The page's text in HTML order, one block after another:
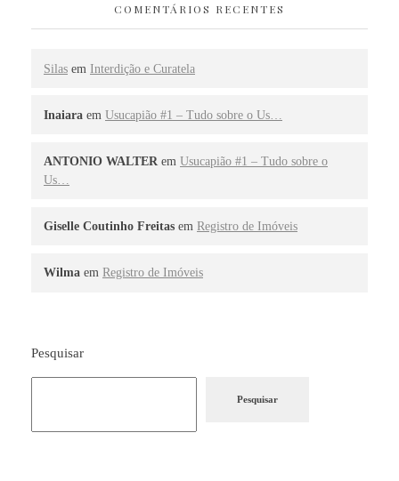
COMENTÁRIOS RECENTES
Silas em Interdição e Curatela
Inaiara em Usucapião #1 – Tudo sobre o Us…
ANTONIO WALTER em Usucapião #1 – Tudo sobre o
Us…
Giselle Coutinho Freitas em Registro de Imóveis
Wilma em Registro de Imóveis
Pesquisar
Pesquisar